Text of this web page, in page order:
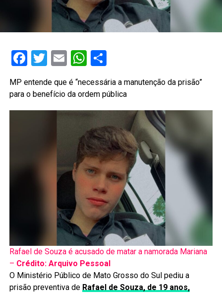
Facebook
Twitter
EmailWhatsApp
Share
MP entende que é “necessária a manutenção da prisão”
para o benefício da ordem pública
Rafael de Souza é acusado de matar a namorada Mariana
– Crédito: Arquivo Pessoal
O Ministério Público de Mato Grosso do Sul pediu a
prisão preventiva de Rafael de Souza, de 19 anos,